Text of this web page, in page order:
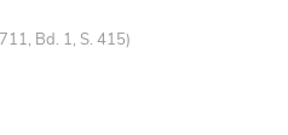
Bd. 1, S. 415)